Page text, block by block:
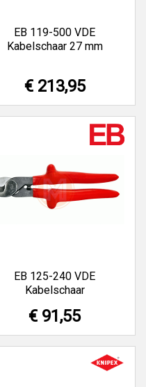
EB 119-500 VDE
Kabelschaar 27 mm
€ 213,95
EB 125-240 VDE
Kabelschaar
€ 91,55